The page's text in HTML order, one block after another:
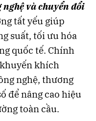
và chuyển đổi
tất yếu giúp
suất, tối ưu hóa
quốc tế. Chính
khích
nghệ, thương
để nâng cao hiệu
toàn cầu.